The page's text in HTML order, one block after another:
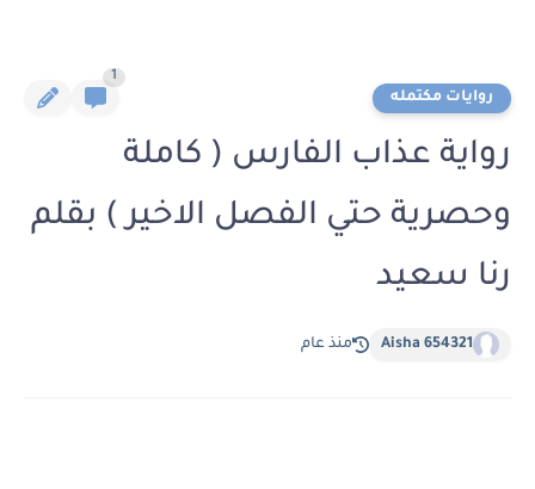
روايات مكتمله
1
رواية عذاب الفارس ( كاملة
وحصرية حتي الفصل الاخير ) بقلم
رنا سعيد
Aisha 654321 منذ عام